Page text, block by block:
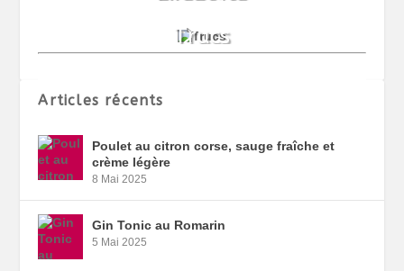
Articles récents
Poulet au citron corse, sauge fraîche et
crème légère
8 Mai 2025
Gin Tonic au Romarin
5 Mai 2025